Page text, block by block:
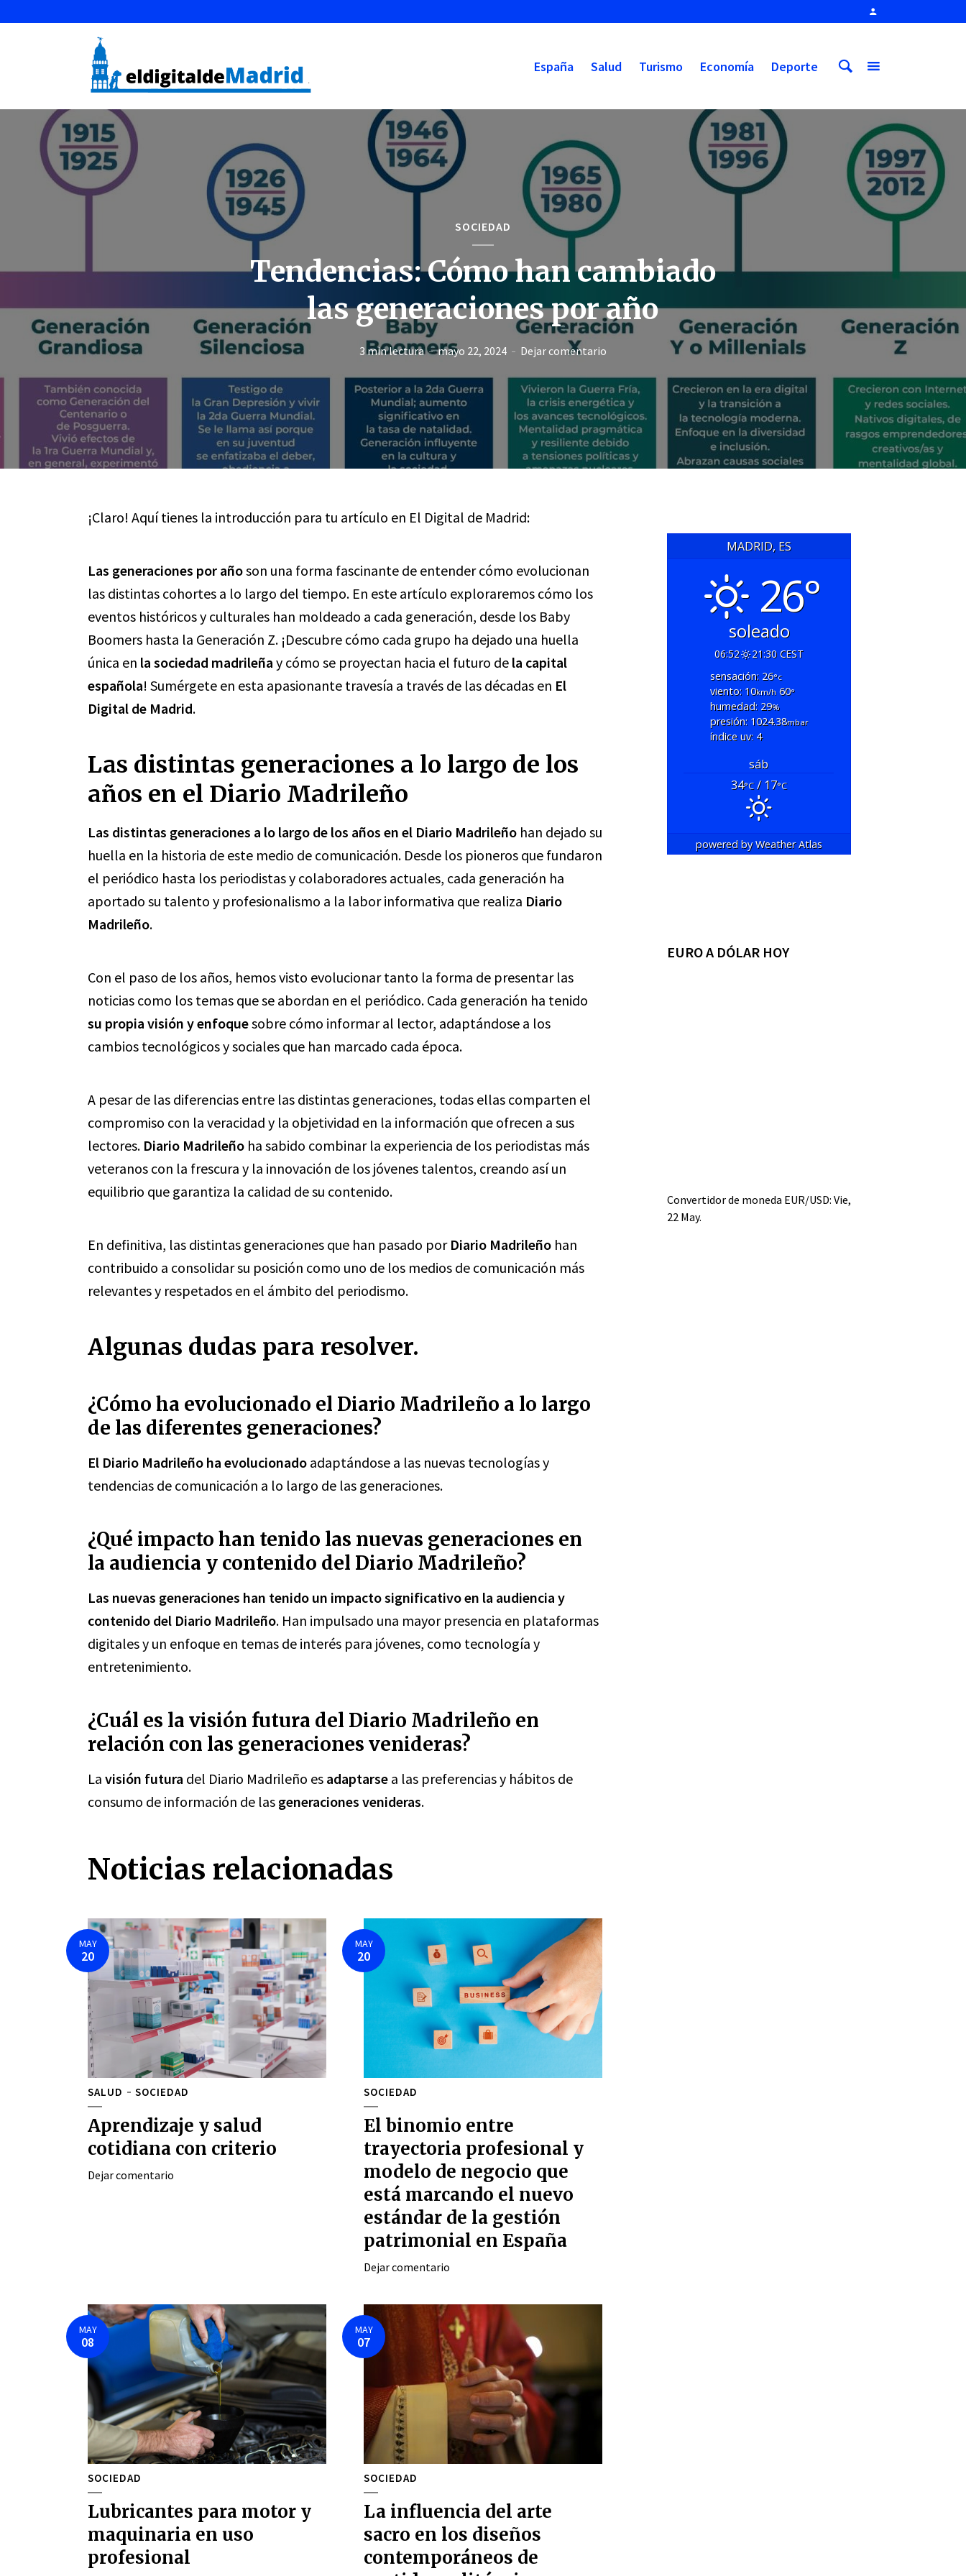
España Salud Turismo Economía Deporte
SOCIEDAD
Tendencias: Cómo han cambiado
las generaciones por año
3 min lectura mayo 22, 2024 Dejar comentario
¡Claro! Aquí tienes la introducción para tu artículo en El Digital de Madrid:
Las generaciones por añoson una forma fascinante de entender cómo evolucionan
las distintas cohortes a lo largo del tiempo. En este artículo exploraremos cómo los
eventos históricos y culturales han moldeado a cada generación, desde los Baby
Boomers hasta la Generación Z. ¡Descubre cómo cada grupo ha dejado una huella
única en la sociedad madrileña y cómo se proyectan hacia el futuro de la capital
española! Sumérgete en esta apasionante travesía a través de las décadas en El
Digital de Madrid.
Las distintas generaciones a lo largo de los
años en el Diario Madrileño
Las distintas generaciones a lo largo de los años en el Diario Madrileño han dejado su
huella en la historia de este medio de comunicación. Desde los pioneros que fundaron
el periódico hasta los periodistas y colaboradores actuales, cada generación ha
aportado su talento y profesionalismo a la labor informativa que realiza Diario
Madrileño.
Con el paso de los años, hemos visto evolucionar tanto la forma de presentar las
noticias como los temas que se abordan en el periódico. Cada generación ha tenido
su propia visión y enfoquesobre cómo informar al lector, adaptándose a los
cambios tecnológicos y sociales que han marcado cada época.
A pesar de las diferencias entre las distintas generaciones, todas ellas comparten el
compromiso con la veracidad y la objetividad en la información que ofrecen a sus
lectores. Diario Madrileño ha sabido combinar la experiencia de los periodistas más
veteranos con la frescura y la innovación de los jóvenes talentos, creando así un
equilibrio que garantiza la calidad de su contenido.
En definitiva, las distintas generaciones que han pasado por Diario Madrileño han
contribuido a consolidar su posición como uno de los medios de comunicación más
relevantes y respetados en el ámbito del periodismo.
Algunas dudas para resolver.
¿Cómo ha evolucionado el Diario Madrileño a lo largo
de las diferentes generaciones?
El Diario Madrileño ha evolucionado adaptándose a las nuevas tecnologías y
tendencias de comunicación a lo largo de las generaciones.
¿Qué impacto han tenido las nuevas generaciones en
la audiencia y contenido del Diario Madrileño?
Las nuevas generaciones han tenido un impacto significativo en la audiencia y
contenido del Diario Madrileño. Han impulsado una mayor presencia en plataformas
digitales y un enfoque en temas de interés para jóvenes, como tecnología y
entretenimiento.
¿Cuál es la visión futura del Diario Madrileño en
relación con las generaciones venideras?
La visión futura del Diario Madrileño es adaptarse a las preferencias y hábitos de
consumo de información de las generaciones venideras.
Noticias relacionadas
MAY
20
SALUD SOCIEDAD
Aprendizaje y salud
cotidiana con criterio
Dejar comentario
MAY
20
SOCIEDAD
El binomio entre
trayectoria profesional y
modelo de negocio que
está marcando el nuevo
estándar de la gestión
patrimonial en España
Dejar comentario
MAY
08
SOCIEDAD
Lubricantes para motor y
maquinaria en uso
profesional
MAY
07
SOCIEDAD
La influencia del arte
sacro en los diseños
contemporáneos de
MADRID, ES
26°
soleado
06:52
21:30 CEST
sensación: 26°c
viento: 10km/h60°
humedad: 29%
presión: 1024.38mbar
índice uv: 4
sáb
34°C/ 17°C
powered byWeather Atlas
EURO A DÓLAR HOY
Convertidor de moneda EUR/USD: Vie,
22 May.